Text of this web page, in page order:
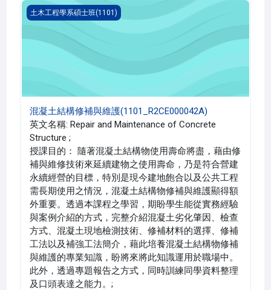
混凝土結構修補與維護(1101_R2CE000042A)
土木工程學系碩士班(1101)
混凝土結構修補與維護(1101_R2CE000042A)
英文名稱: Repair and Maintenance of Concrete
Structure ;
授課目的： 隨著混凝土結構物使用壽命將盡，藉由修
補與維修技術來延續建物之使用壽命，乃是符合營建
永續經營的目標，特別是現今建地飽合以及公共工程
需長期使用之情況，混凝土結構物修補與維護顯得額
外重要。透過本課程之學習，期盼學生能從實務經驗
與案例介紹的方式，完整介紹混凝土劣化肇因、檢查
方式、混凝土現地檢測技術、修補材料的選擇、修補
工法以及補強工法簡介，藉此培養混凝土結構物修補
與維護的專業知識，盼將來將此知識運用於職場中。
此外，透過專題報告之方式，同時訓練同學資料整理
及口頭表達之能力。;